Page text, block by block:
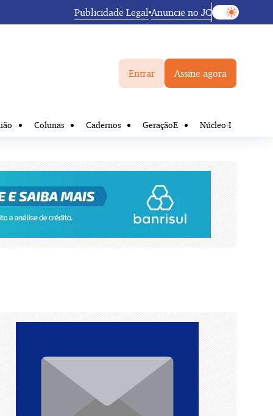
Publicidade Legal Anuncie no JC
Entrar Assine agora
Colunas Cadernos GeraçãoE Núcleo-I